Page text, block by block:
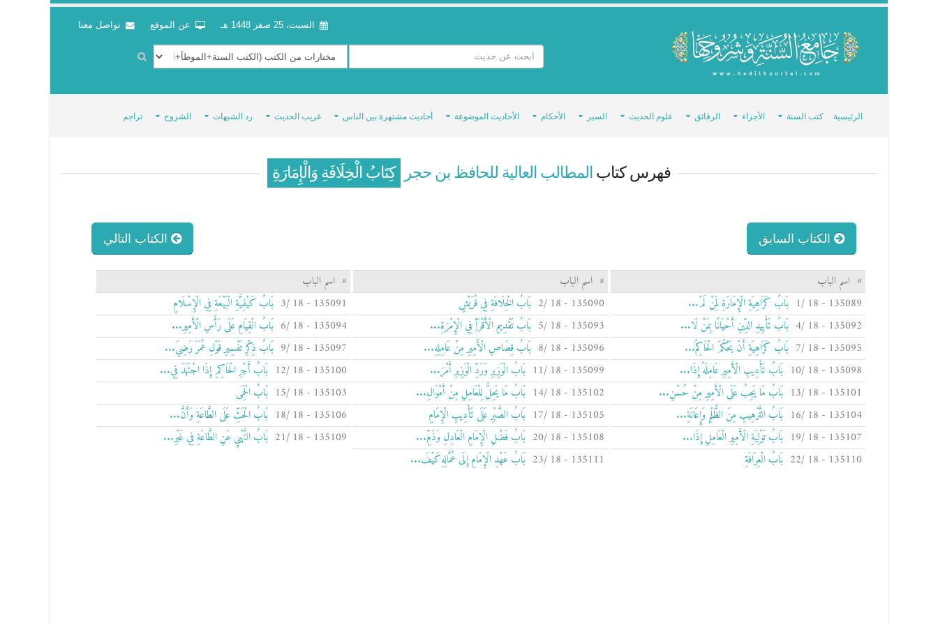
السبت، 25 صفر 1448 هـ عن الموقع تواصل معنا
الرئيسية كتب السنة الأجزاء الرقائق علوم الحديث السير الأحكام الأحاديث الموضوعة أحاديث مشتهرة بين الناس غريب الحديث رد الشبهات الشروح تراجم
فهرس كتاب المطالب العالية للحافظ بن حجر كِتَابُ الْخِلَافَةِ وَالْإِمَارَةِ
الكتاب السابق الكتاب التالي
# اسم الباب # اسم الباب # اسم الباب
135089 - 18 /1
بَابُ كَرَاهِيَةِ الْإِمَارَةِ لِمَنْ لَمْ... 135090 - 18 /2 بَابُ الْخِلَافَةِ فِي قُرَيْشٍ 135091 - 18 /3
بَابُ كَيْفِيَّةِ الْبَيْعَةِ فِي الْإِسْلَامٍ
135092 - 18 /4
بَابُ تَأْيِيدِ الدِّينِ أَحْيَانًا بِمَنْ لَا... 135093 - 18 /5 بَابُ تَقْدِيمِ الْأَقْرَأِ فِي الْإِمْرَةِ... 135094 - 18 /6
بَابُ الْقِيَامِ عَلَى رَأْسِ الْأَمِيرِ...
135095 - 18 /7
بَابُ كَرَاهِيَةِ أَنْ يَحْكُمَ الْحَاكِمُ... 135096 - 18 /8 بَابُ قِصَاصِ الْأَمِيرِ مِنْ عَامِلِهِ... 135097 - 18 /9
بَابُ ذِكْرِ تَفْسِيرِ قَوْلِ عُمَرَ رَضِيَ...
135098 - 18 /10
بَابُ تَأْدِيبِ الْأَمِيرِ عَامِلَهُ إِذَا... 135099 - 18 /11 بَابُ الْوَزِيرِ وَرَدِّ الْوَزِيرِ أَمْرَ... 135100 - 18 /12
بَابُ أَجْرِ الْحَاكِمِ إِذَا اجْتَهَدَ فِي...
135101 - 18 /13
بَابُ مَا يَجِبُ عَلَى الْأَمِيرِ مِنْ حُسْنِ... 135102 - 18 /14 بَابُ مَا يَحِلُّ لِلْعَامِلِ مِنْ أَمْوَالِ... 135103 - 18 /15
بَابُ الْحِمَى
135104 - 18 /16
بَابُ التَّرْهِيبِ مِنَ الظُّلْمِ وَإِعَانَةِ... 135105 - 18 /17 بَابُ الصَّبْرِ عَلَى تَأْدِيبِ الْإِمَامِ 135106 - 18 /18
بَابُ الْحَثِّ عَلَى الطَّاعَةِ وَأَنَّ...
135107 - 18 /19
بَابُ تَوْلِيَةِ الْأَمِيرِ الْعَامِلِ إِذَا... 135108 - 18 /20 بَابُ فَضْلِ الْإِمَامِ الْعَادِلِ وَذَمِّ... 135109 - 18 /21
بَابُ النَّهْيِ عَنِ الطَّاعَةِ فِي غَيْرِ...
135110 - 18 /22
بَابُ الْعِرَافَةِ 135111 - 18 /23 بَابُ عَهْدِ الْإِمَامِ إِلَى عُمَّالِهِ كَيْفَ...